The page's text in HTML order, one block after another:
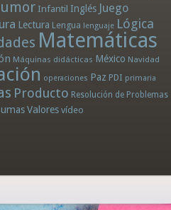
Infantil Inglés Juego
Lectura Lengua lenguaje Lógica
Matemáticas
Máquinas didácticas México Navidad
operaciones Paz PDI primaria
Producto Resolución de Problemas
Valores vídeo